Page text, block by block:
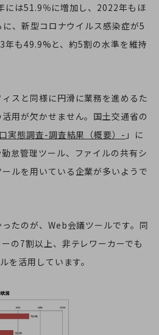
ご紹介
には51.9％に増加し、2022年もほ
、新型コロナウイルス感染症が5
年も49.9%と、約5割の水準を維持
スと同様に円滑に業務を進めるた
用が欠かせません。国土交通省の
実態調査-調査結果（概要）- 」に
怠管理ツール、ファイルの共有シ
ルを用いている企業が多いようで
たのが、Web会議ツールです。同
の7割以上、非テレワーカーでも
を活用しています。